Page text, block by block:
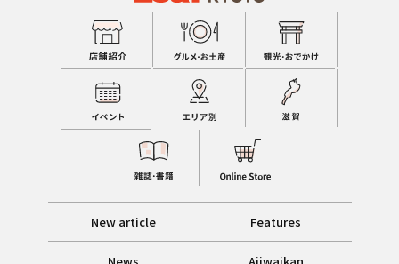
New article Features
News Ajiwaikan